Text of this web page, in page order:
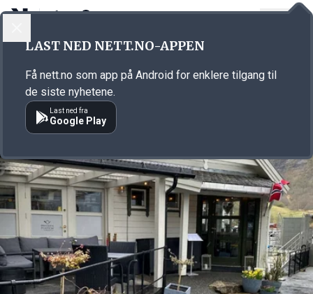
Annonsørinnhold
LAST NED NETT.NO-APPEN
Få nett.no som app på Android for enklere tilgang til
de siste nyhetene.
Last ned fra
Google Play